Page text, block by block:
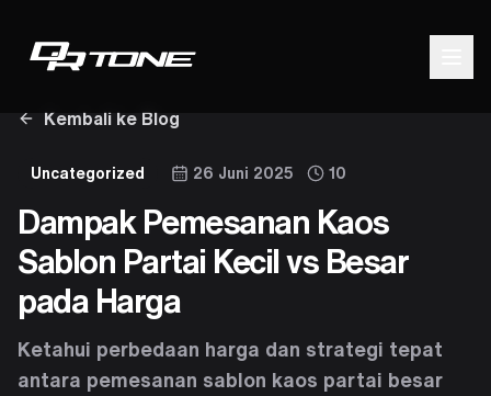
Kembali ke Blog
Uncategorized 26 Juni 2025 10
Dampak Pemesanan Kaos
Sablon Partai Kecil vs Besar
pada Harga
Ketahui perbedaan harga dan strategi tepat
antara pemesanan sablon kaos partai besar